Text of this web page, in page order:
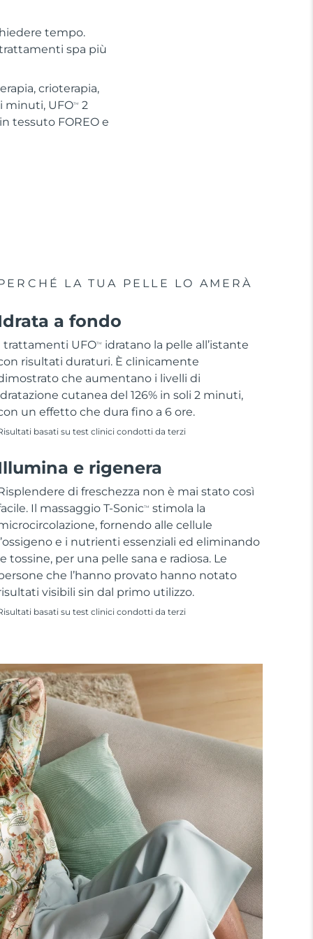
tempo.
spa più
crioterapia,
minuti, UFOTM
2
tessuto FOREO e
LA TUA PELLE LO AMERÀ
a fondo
trattamenti UFOTM
idratano la pelle all’istante
risultati duraturi. È clinicamente
che aumentano i livelli di
cutanea del 126% in soli 2 minuti,
un effetto che dura fino a 6 ore.
basati su test clinici condotti da terzi
e rigenera
di freschezza non è mai stato così
Il massaggio T-SonicTM
stimola la
fornendo alle cellule
e i nutrienti essenziali ed eliminando
tossine, per una pelle sana e radiosa. Le
che l’hanno provato hanno notato
visibili sin dal primo utilizzo.
basati su test clinici condotti da terzi